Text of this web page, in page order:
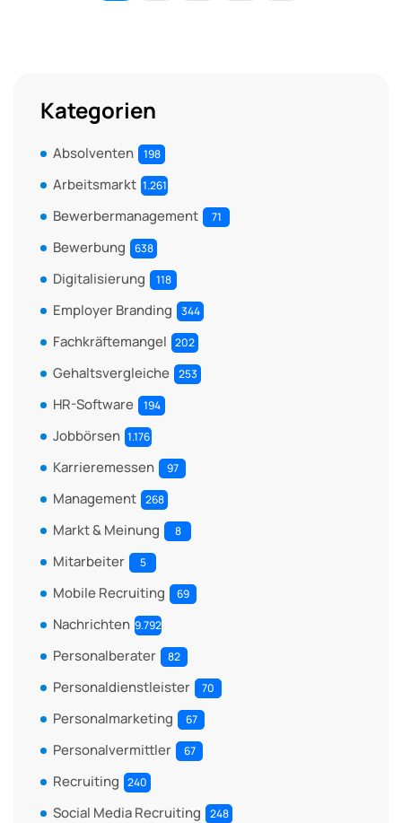
Kategorien
Absolventen 198
Arbeitsmarkt 1.261
Bewerbermanagement 71
Bewerbung 638
Digitalisierung 118
Employer Branding 344
Fachkräftemangel 202
Gehaltsvergleiche 253
HR-Software 194
Jobbörsen 1.176
Karrieremessen 97
Management 268
Markt & Meinung 8
Mitarbeiter 5
Mobile Recruiting 69
Nachrichten 9.792
Personalberater 82
Personaldienstleister 70
Personalmarketing 67
Personalvermittler 67
Recruiting 240
Social Media Recruiting 248